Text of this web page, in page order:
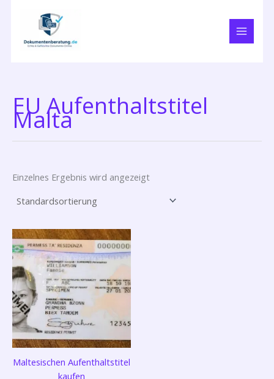
EU Aufenthaltstitel
Malta
Einzelnes Ergebnis wird angezeigt
Maltesischen Aufenthaltstitel
kaufen